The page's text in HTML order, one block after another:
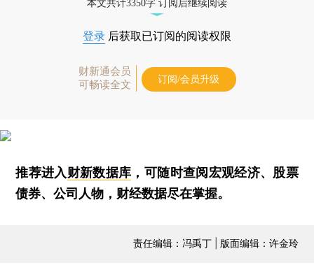
本文共计3350字 订阅后继续阅读
登录 后获取已订阅的阅读权限
财新通会员
可畅读全文
订阅/会员升级
推荐进入财新数据库 ，可随时查阅宏观经济、股票
债券、公司人物，财经数据尽在掌握。
责任编辑：冯禹丁 | 版面编辑：许金玲